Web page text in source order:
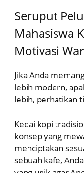
Seruput
Mahasiswa
Motivasi
Jika Anda
lebih modern,
lebih, perhatikan
Kedai kopi
konsep yang
menciptakan
sebuah kafe,